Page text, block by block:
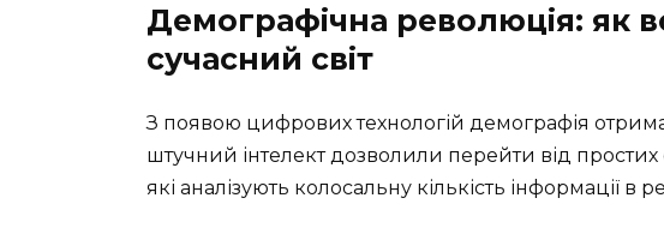
Демографічна революція: як
сучасний світ
З появою цифрових технологій демографія
штучний інтелект дозволили перейти від
які аналізують колосальну кількість інформації в